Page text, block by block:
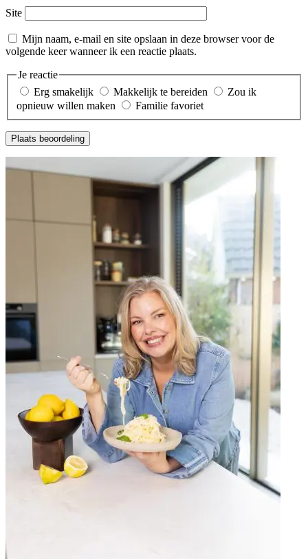
Site
Mijn naam, e-mail en site opslaan in deze browser voor de
volgende keer wanneer ik een reactie plaats.
Je reactie
Erg smakelijk
Makkelijk te bereiden
Zou ik
opnieuw willen maken
Familie favoriet
Plaats beoordeling